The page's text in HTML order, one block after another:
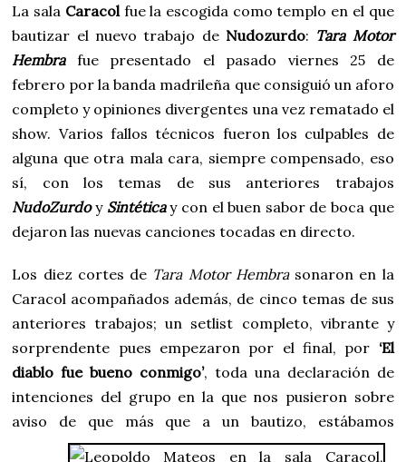
La sala Caracolfue la escogida como templo en el que
bautizar el nuevo trabajo de Nudozurdo: Tara Motor
Hembrafue presentado el pasado viernes 25 de
febrero por la banda madrileña que consiguió un aforo
completo y opiniones divergentes una vez rematado el
show. Varios fallos técnicos fueron los culpables de
alguna que otra mala cara, siempre compensado, eso
sí, con los temas de sus anteriores trabajos
NudoZurdoy Sintéticay con el buen sabor de boca que
dejaron las nuevas canciones tocadas en directo.
Los diez cortes de Tara Motor Hembrasonaron en la
Caracol acompañados además, de cinco temas de sus
anteriores trabajos; un setlist completo, vibrante y
sorprendente pues empezaron por el final, por ‘El
diablo fue bueno conmigo’, toda una declaración de
intenciones del grupo en la que nos pusieron sobre
aviso de que más que a un bautizo, estábamos